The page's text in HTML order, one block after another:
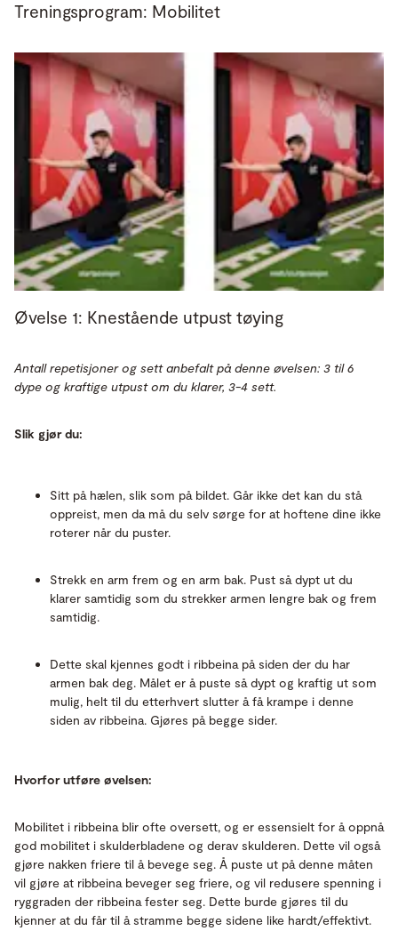
Treningsprogram: Mobilitet
Øvelse 1: Knestående utpust tøying
Antall repetisjoner og sett anbefalt på denne øvelsen: 3 til 6
dype og kraftige utpust om du klarer, 3-4 sett.
Slik gjør du:
Sitt på hælen, slik som på bildet. Går ikke det kan du stå
oppreist, men da må du selv sørge for at hoftene dine ikke
roterer når du puster.
Strekk en arm frem og en arm bak. Pust så dypt ut du
klarer samtidig som du strekker armen lengre bak og frem
samtidig.
Dette skal kjennes godt i ribbeina på siden der du har
armen bak deg. Målet er å puste så dypt og kraftig ut som
mulig, helt til du etterhvert slutter å få krampe i denne
siden av ribbeina. Gjøres på begge sider.
Hvorfor utføre øvelsen:
Mobilitet i ribbeina blir ofte oversett, og er essensielt for å oppnå
god mobilitet i skulderbladene og derav skulderen. Dette vil også
gjøre nakken friere til å bevege seg. Å puste ut på denne måten
vil gjøre at ribbeina beveger seg friere, og vil redusere spenning i
ryggraden der ribbeina fester seg. Dette burde gjøres til du
kjenner at du får til å stramme begge sidene like hardt/effektivt.